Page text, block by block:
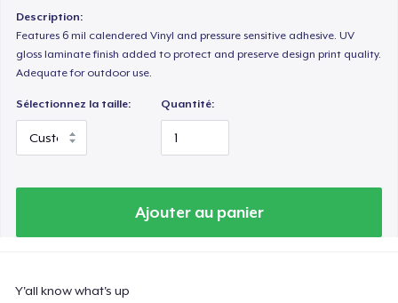
Description:
Features 6 mil calendered Vinyl and pressure sensitive adhesive. UV
gloss laminate finish added to protect and preserve design print quality.
Adequate for outdoor use.
Sélectionnez la taille: Quantité:
Ajouter au panier
Y'all know what's up